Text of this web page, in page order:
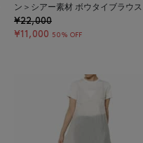
ン＞シアー素材 ボウタイブラウス
¥22,000
¥11,000 50% OFF